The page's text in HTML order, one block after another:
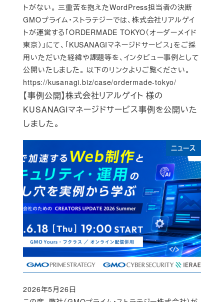
【事例公開】株式会社リアルゲイト 様の
KUSANAGIマネージドサービス事例を公開いた
しました。
トがない。 三重苦を抱えたWordPress担当者の決断
GMOプライム・ストラテジーでは、株式会社リアルゲイ
トが運営する「ORDERMADE TOKYO（オーダーメイド
東京）」にて、「KUSANAGIマネージドサービス」をご採
用いただいた経緯や課題等を、インタビュー事例として
公開いたしました。 以下のリンクよりご覧ください。
https://kusanagi.biz/case/ordermade-tokyo/
ニュース
Published
2026年5月26日